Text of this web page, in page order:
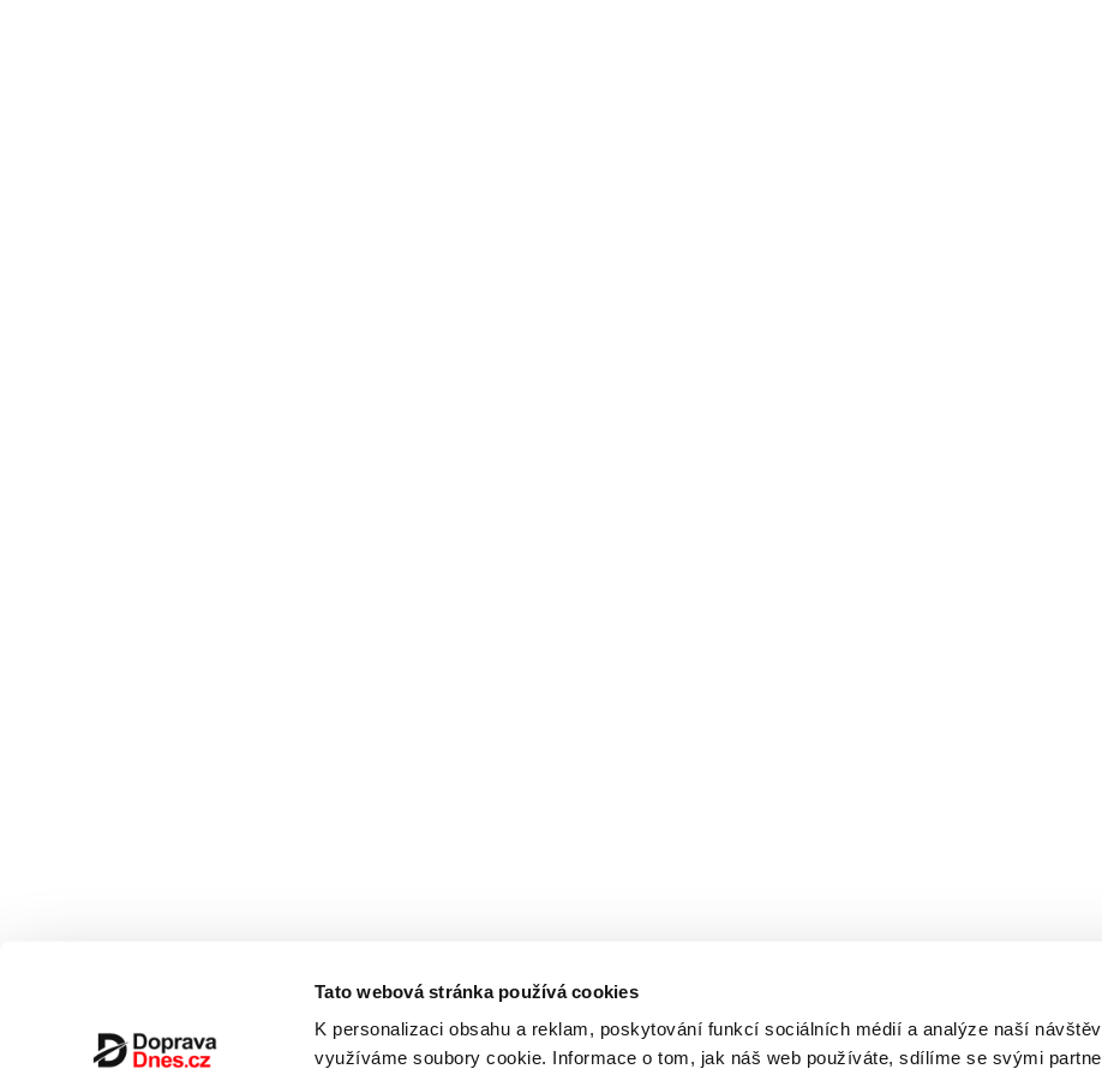
Tato webová stránka používá cookies
K personalizaci obsahu a reklam, poskytování funkcí sociálních médií a analýze naší
využíváme soubory cookie. Informace o tom, jak náš web používáte, sdílíme se svými